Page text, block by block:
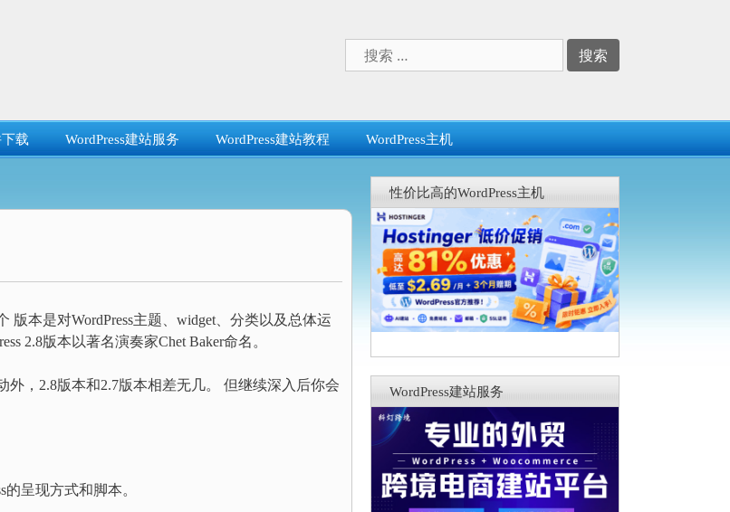
索：
载 WordPress建站服务 WordPress建站教程 WordPress主机
版本是对WordPress主题、widget、分类以及总体运
2.8版本以著名演奏家Chet Baker命名。
，2.8版本和2.7版本相差无几。 但继续深入后你会
的呈现方式和脚本。
性价比高的WordPress主机
WordPress建站服务